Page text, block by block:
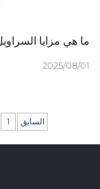
ما هي مزايا
2025/08/01
السابق 1